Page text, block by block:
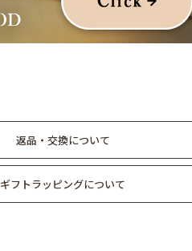
返品・交換について
ギフトラッピングについて